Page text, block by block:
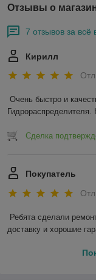
Отзывы о
7 отзывов за всё
Кирилл
Очень быстро и
Гидрораспределителя.
Сделка
Покупатель
Ребята сделали
доставку и хорошие